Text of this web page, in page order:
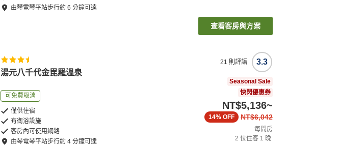
由琴電琴平站步行約6 分鐘可達
查看客房與方案
湯元八千代金毘羅溫泉
可免費取消
僅供住宿
有衛浴設施
客房內可使用網路
由琴電琴平站步行約4 分鐘可達
3.3
21 則評語
Seasonal Sale
快閃優惠券
NT$5,136~
NT$6,042
14% OFF
每間房
2 位住客 1 晚